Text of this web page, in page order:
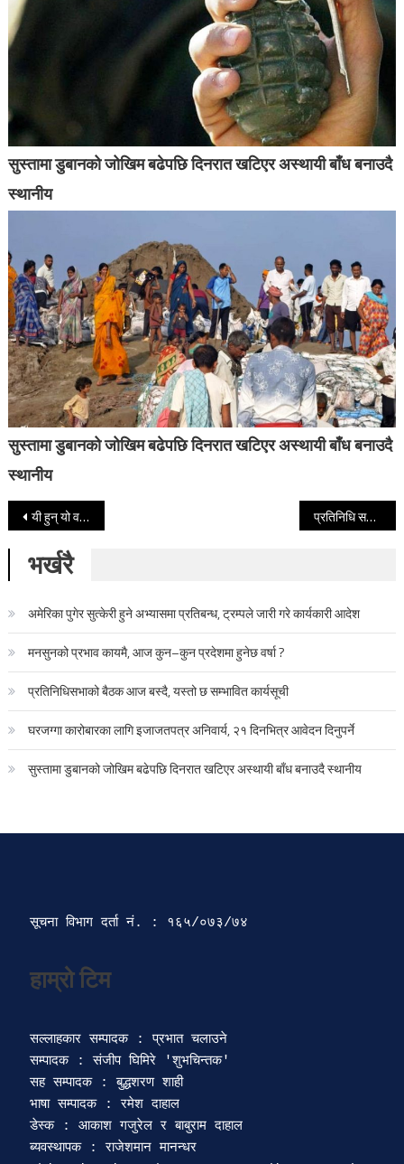
सुस्तामा डुबानको जोखिम बढेपछि दिनरात खटिएर अस्थायी बाँध बनाउदै
स्थानीय
सुस्तामा डुबानको जोखिम बढेपछि दिनरात खटिएर अस्थायी बाँध बनाउदै
स्थानीय
Post navigation
यी हुन् यो वर्षको ‘मदरल्याण्ड ट्यालेन्ट’ प्रतिनिधि सभाका ज्येष्ठ सदस्य केसीले आज शपथ लिँदै
भर्खरै
अमेरिका पुगेर सुत्केरी हुने अभ्यासमा प्रतिबन्ध, ट्रम्पले जारी गरे कार्यकारी आदेश
मनसुनको प्रभाव कायमै, आज कुन–कुन प्रदेशमा हुनेछ वर्षा ?
प्रतिनिधिसभाको बैठक आज बस्दै, यस्तो छ सम्भावित कार्यसूची
घरजग्गा कारोबारका लागि इजाजतपत्र अनिवार्य, २१ दिनभित्र आवेदन दिनुपर्ने
सुस्तामा डुबानको जोखिम बढेपछि दिनरात खटिएर अस्थायी बाँध बनाउदै स्थानीय
सूचना विभाग दर्ता‍ नं. : १६५/०७३/७४
हाम्रो टिम
सल्लाहकार सम्पादक : प्रभात चलाउने
सम्पादक : संजीप घिमिरे 'शुभचिन्तक'
सह सम्पादक : बुद्धशरण शाही
भाषा सम्पादक : रमेश दाहाल
डेस्क : आकाश गजुरेल र बाबुराम दाहाल
ब्यवस्थापक : राजेशमान मानन्धर